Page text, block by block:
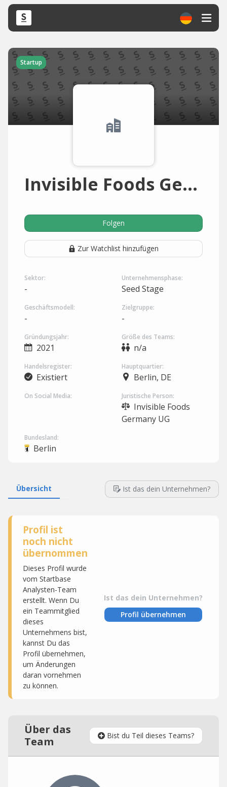
Startup
Invisible Foods Germany
Folgen
Zur Watchlist hinzufügen
Sektor:
-
Unternehmensphase:
Seed Stage
Geschäftsmodell:
-
Zielgruppe:
-
Gründungsjahr:
2021
Größe des Teams:
n/a
Handelsregister:
Existiert
Hauptquartier:
Berlin, DE
On Social Media: Juristische Person:
Invisible Foods
Germany UG
Bundesland:
Berlin
Übersicht Ist das dein Unternehmen?
Profil ist
noch nicht
übernommen
Dieses Profil wurde
vom Startbase
Analysten-Team
erstellt. Wenn Du
ein Teammitglied
dieses
Unternehmens bist,
kannst Du das
Profil übernehmen,
um Änderungen
daran vornehmen
zu können.
Ist das dein Unternehmen?
Profil übernehmen
Über das
Team
Bist du Teil dieses Teams?